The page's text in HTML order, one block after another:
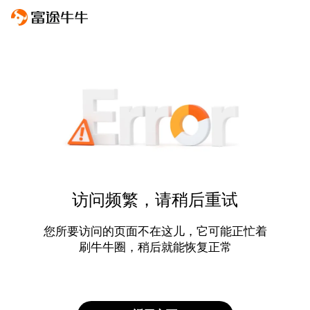
访问频繁，请稍后重试
您所要访问的页面不在这儿，它可能正忙着
刷牛牛圈，稍后就能恢复正常